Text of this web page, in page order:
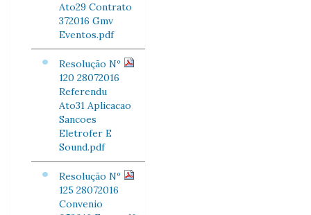
Ato29 Contrato
372016 Gmv
Eventos.pdf
Resolução Nº
120 28072016
Referendu
Ato31 Aplicacao
Sancoes
Eletrofer E
Sound.pdf
Resolução Nº
125 28072016
Convenio